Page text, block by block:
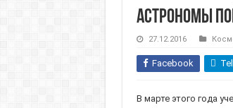
Астрономы
27.12.2016
Facebook
В марте этого года